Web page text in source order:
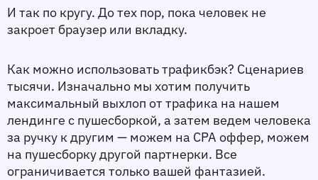
И так по кругу. До тех пор, пока человек не
закроет браузер или вкладку.
Как можно использовать трафикбэк? Сценариев
тысячи. Изначально мы хотим получить
максимальный выхлоп от трафика на нашем
лендинге с пушесборкой, а затем ведем человека
за ручку к другим — можем на CPA оффер, можем
на пушесборку другой партнерки. Все
ограничивается только вашей фантазией.